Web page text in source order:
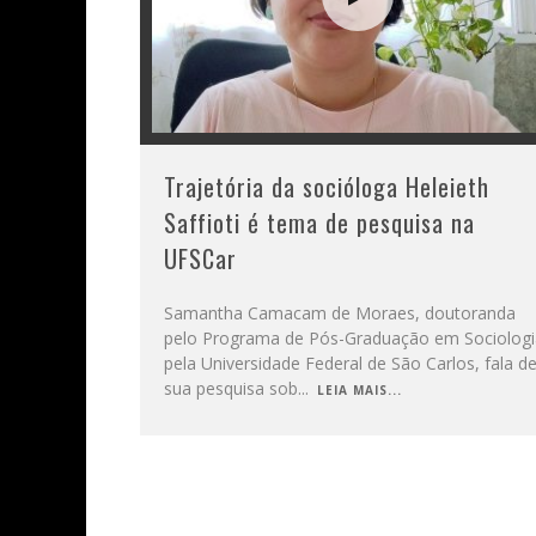
Trajetória da socióloga Heleieth
Saffioti é tema de pesquisa na
UFSCar
Samantha Camacam de Moraes, doutoranda
pelo Programa de Pós-Graduação em
pela Universidade Federal de São Carlos, fala de
sua pesquisa sob... LEIA MAIS...